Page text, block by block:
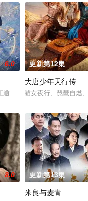
。根据党中央指示，高景
6.0
白长大以后，林知夏忽然
更新第12集
大唐少年天行传
猫女夜行、琵琶自燃
8.0 更新第13集
米良与麦青